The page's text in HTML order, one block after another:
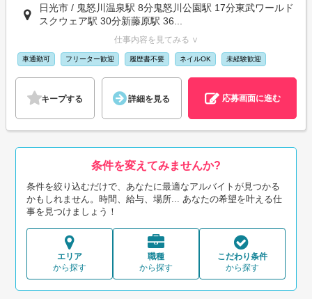
日光市 / 鬼怒川温泉駅 8分鬼怒川公園駅 17分東武ワールド
スクウェア駅 30分新藤原駅 36...
仕事内容を見てみる ∨
車通勤可 フリーター歓迎 履歴書不要 ネイルOK 未経験歓迎
キープする 詳細を見る 応募画面に進む
条件を変えてみませんか?
条件を絞り込むだけで、あなたに最適なアルバイトが見つかる
かもしれません。時間、給与、場所... あなたの希望を叶える仕
事を見つけましょう！
エリア
から探す
職種
から探す
こだわり条件
から探す